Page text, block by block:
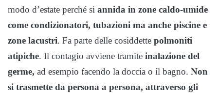
modo d’estate perché si annida in zone caldo-umide
come condizionatori, tubazioni ma anche piscine e
zone lacustri. Fa parte delle cosiddette polmoniti
atipiche. Il contagio avviene tramite inalazione del
germe, ad esempio facendo la doccia o il bagno. Non
si trasmette da persona a persona, attraverso gli